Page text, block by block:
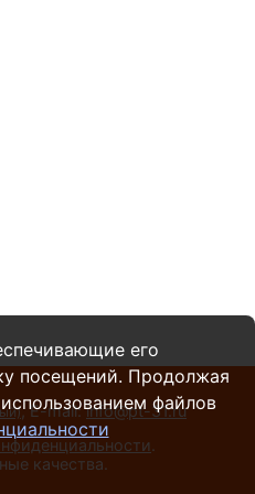
,E-mail:info@pt-31.ru
качества.
его
посещений. Продолжая
файлов